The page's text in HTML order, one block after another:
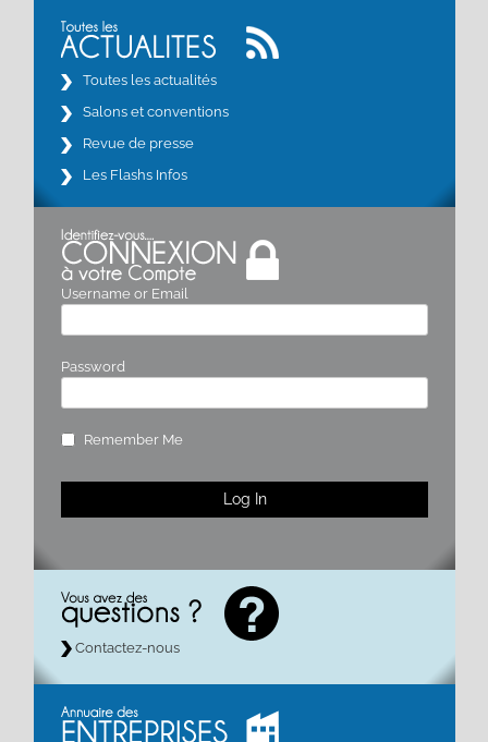
Toutes les actualités
Salons et conventions
Revue de presse
Les Flashs Infos
Username or Email
Password
Remember Me
Contactez-nous